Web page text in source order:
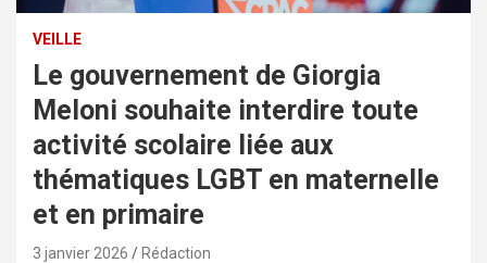
VEILLE
Le gouvernement de Giorgia
Meloni souhaite interdire toute
activité scolaire liée aux
thématiques LGBT en maternelle
et en primaire
3 janvier 2026 Rédaction